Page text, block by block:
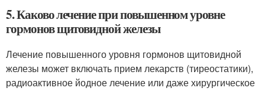
5. Каково лечение при повышенном уровне
гормонов щитовидной железы
Лечение повышенного уровня гормонов щитовидной
железы может включать прием лекарств (тиреостатики),
радиоактивное йодное лечение или даже хирургическое